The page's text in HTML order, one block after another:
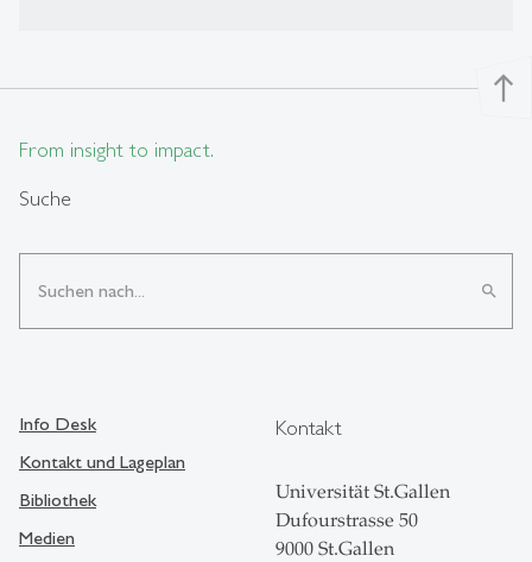
north
From insight to impact.
Suche
search
Info Desk
Kontakt und Lageplan
Bibliothek
Medien
Kontakt
Universität St.Gallen
Dufourstrasse 50
9000 St.Gallen